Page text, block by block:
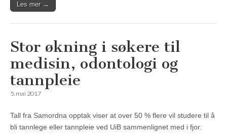
Les mer →
Stor økning i søkere til
medisin, odontologi og
tannpleie
5. mai 2017
Tall fra Samordna opptak viser at over 50 % flere vil studere til å
bli tannlege eller tannpleie ved UiB sammenlignet med i fjor.